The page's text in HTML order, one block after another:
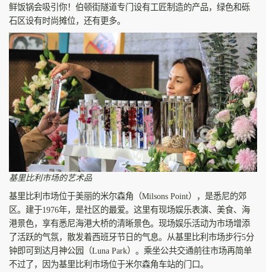
鲜饭锅会吸引你！伯顿街隧道专门设有工匠制造的产品，绿色和砾
石区设有时尚摊位，还有更多。
基里比利市场的艺术品
基里比利市场位于美丽的米尔森角（Milsons Point），是悉尼的郊
区。建于1976年，是社区的最爱。这里有现场娱乐表演、美食、海
港景色，享有悉尼海港大桥的清晰景色。现场娱乐活动为市场增添
了活跃的气氛，散发着西班牙节日的气息。从基里比利市场步行5分
钟即可到达月神公园（Luna Park）。乘坐公共交通前往市场再简单
不过了，因为基里比利市场位于米尔森角车站的门口。